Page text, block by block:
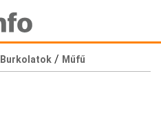
Burkolatok / Műfű